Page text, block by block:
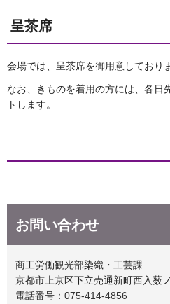
呈茶席
会場では、呈茶席を御用意しており
なお、きものを着用の方には、各日
トします。
お問い合わせ
商工労働観光部染織・工芸課
京都市上京区下立売通新町西入薮
電話番号：075-414-4856